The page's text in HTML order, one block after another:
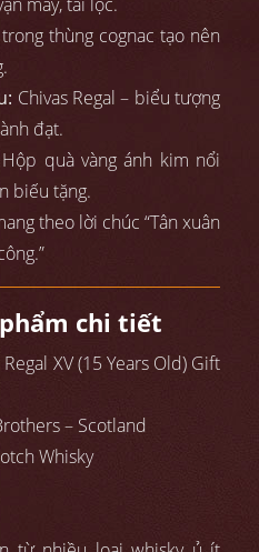
thùng cognac tạo nên
Chivas Regal – biểu tượng
đạt.
Hộp quà vàng ánh kim nổi
biếu tặng.
theo lời chúc “Tân xuân
chi tiết
Regal XV (15 Years Old) Gift
– Scotland
Whisky